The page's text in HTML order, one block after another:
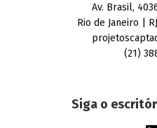
Av. Brasil,
Rio de Janeiro |
(21)
Siga o